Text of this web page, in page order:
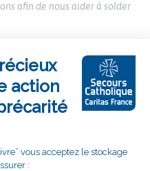
afin de nous aider à solder
SUR :